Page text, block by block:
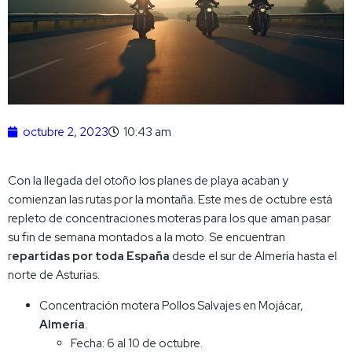
octubre 2, 2023 10:43 am
Con la llegada del otoño los planes de playa acaban y
comienzan las rutas por la montaña. Este mes de octubre está
repleto de concentraciones moteras para los que aman pasar
su fin de semana montados a la moto. Se encuentran
repartidas por toda España desde el sur de Almería hasta el
norte de Asturias.
Concentración motera Pollos Salvajes en Mojácar,
Almería.
Fecha: 6 al 10 de octubre.